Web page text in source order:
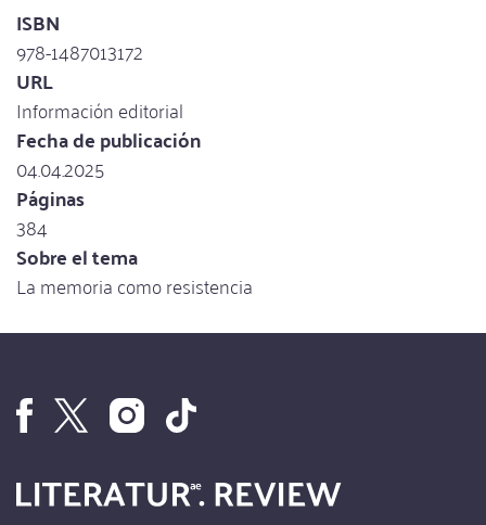
ISBN
978-1487013172
URL
Información editorial
Fecha de publicación
04.04.2025
Páginas
384
Sobre el tema
La memoria como resistencia